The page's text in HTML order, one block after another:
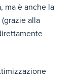
ma è anche la
alla